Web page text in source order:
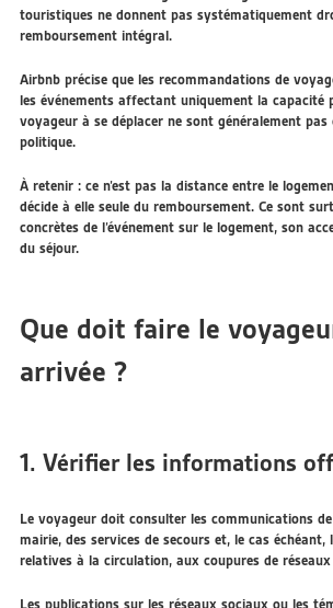
touristiques ne donnent pas systématiquement
remboursement intégral.
Airbnb précise que les recommandations de
les événements affectant uniquement la capacité
voyageur à se déplacer ne sont généralement
politique.
À retenir :ce n’est pas la distance entre le
décide à elle seule du remboursement. Ce sont
concrètes de l’événement sur le logement, son
du séjour.
Que doit faire le
arrivée ?
1. Vérifier les informations
Le voyageur doit consulter les communications
mairie, des services de secours et, le cas
relatives à la circulation, aux coupures de